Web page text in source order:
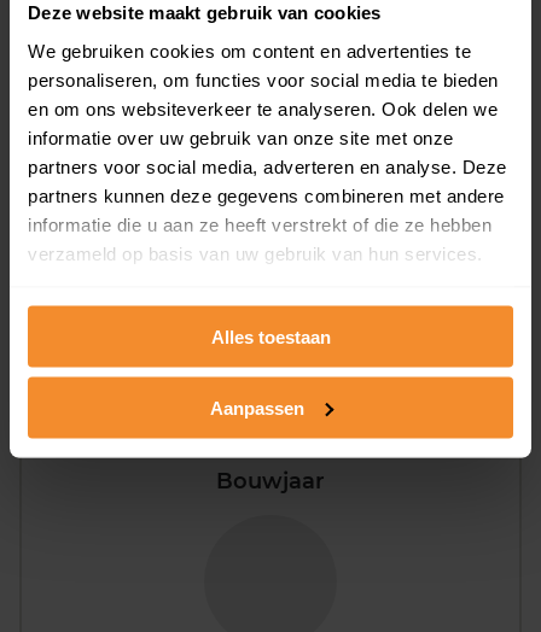
Deze website maakt gebruik van cookies
We gebruiken cookies om content en advertenties te
personaliseren, om functies voor social media te bieden
en om ons websiteverkeer te analyseren. Ook delen we
informatie over uw gebruik van onze site met onze
partners voor social media, adverteren en analyse. Deze
partners kunnen deze gegevens combineren met andere
informatie die u aan ze heeft verstrekt of die ze hebben
verzameld op basis van uw gebruik van hun services.
Alles toestaan
Aanpassen
Koopwoningen
Huurwoningen
Appartementen
aandeel van totale woningen
0%
Bouwjaar